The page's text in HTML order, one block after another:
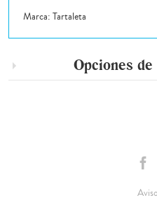
Marca: Tartaleta
Opciones